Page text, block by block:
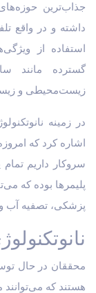
جذاب‌ترین
داشته و در واقع
استفاده از
گسترده مانند
زیست‌محیطی و
در زمینه
اشاره کرد که
سروکار داریم تمام
پلیمرها بوده که
پزشکی، تصفیه آب و
محققان در حال
هستند که